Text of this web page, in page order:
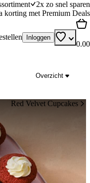
2x zo snel sparen
korting met Premium Deals
Inloggen
0.00
Overzicht
Red Velvet Cupcakes